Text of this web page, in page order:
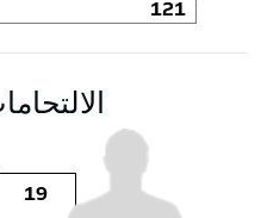
121
19